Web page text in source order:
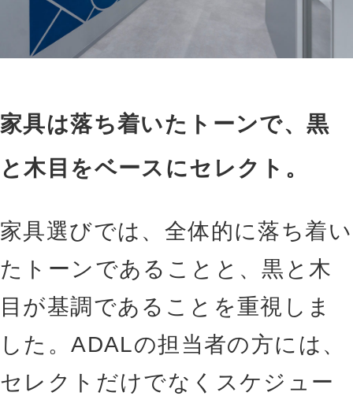
家具は落ち着いたトーンで、黒
と木目をベースにセレクト。
家具選びでは、全体的に落ち着い
たトーンであることと、黒と木
目が基調であることを重視しま
した。ADALの担当者の方には、
セレクトだけでなくスケジュー